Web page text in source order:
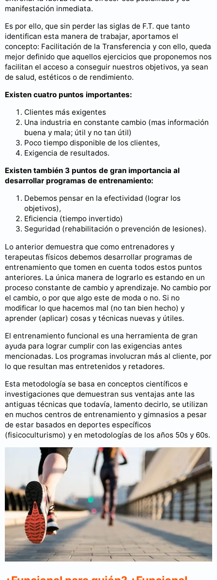
manifestación inmediata.
Es por ello, que sin perder las siglas de F.T. que tanto
identifican esta manera de trabajar, aportamos el
concepto: Facilitación de la Transferencia y con ello, queda
mejor definido que aquellos ejercicios que proponemos nos
facilitan el acceso a conseguir nuestros objetivos, ya sean
de salud, estéticos o de rendimiento.
Existen cuatro puntos importantes:
Clientes más exigentes
Una industria en constante cambio (mas información
buena y mala; útil y no tan útil)
Poco tiempo disponible de los clientes,
Exigencia de resultados.
Existen también 3 puntos de gran importancia al
desarrollar programas de entrenamiento:
Debemos pensar en la efectividad (lograr los
objetivos),
Eficiencia (tiempo invertido)
Seguridad (rehabilitación o prevención de lesiones).
Lo anterior demuestra que como entrenadores y
terapeutas físicos debemos desarrollar programas de
entrenamiento que tomen en cuenta todos estos puntos
anteriores. La única manera de lograrlo es estando en un
proceso constante de cambio y aprendizaje. No cambio por
el cambio, o por que algo este de moda o no. Si no
modificar lo que hacemos mal (no tan bien hecho) y
aprender (aplicar) cosas y técnicas nuevas y útiles.
El entrenamiento funcional es una herramienta de gran
ayuda para lograr cumplir con las exigencias antes
mencionadas. Los programas involucran más al cliente, por
lo que resultan mas entretenidos y retadores.
Esta metodología se basa en conceptos científicos e
investigaciones que demuestran sus ventajas ante las
antiguas técnicas que todavía, lamento decirlo, se utilizan
en muchos centros de entrenamiento y gimnasios a pesar
de estar basados en deportes específicos
(fisicoculturismo) y en metodologías de los años 50s y 60s.